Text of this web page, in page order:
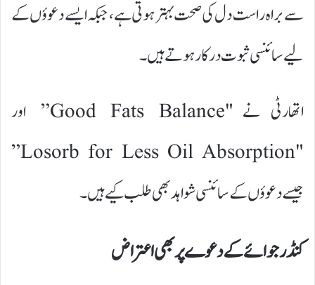
سے براہ راست دل کی صحت بہتر ہوتی ہے، جبکہ ایسے دعوؤں کے
لیے سائنسی ثبوت درکار ہوتے ہیں۔
اتھارٹی نے "Good Fats Balance” اور
"Losorb for Less Oil Absorption”
جیسے دعوؤں کے سائنسی شواہد بھی طلب کیے ہیں۔
کنڈر جوائے کے دعوے پر بھی اعتراض